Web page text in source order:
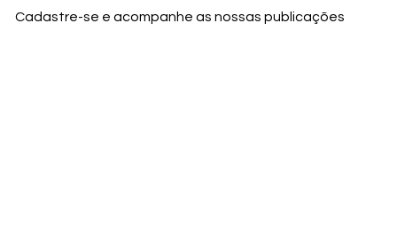
Cadastre-se e acompanhe as nossas publicações